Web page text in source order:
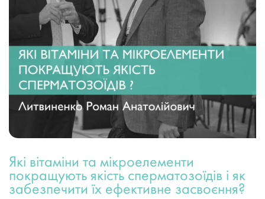
Які вітаміни та мікроелементи
покращують якість сперматозоїдів і як
забезпечити їх ефективне засвоєння?